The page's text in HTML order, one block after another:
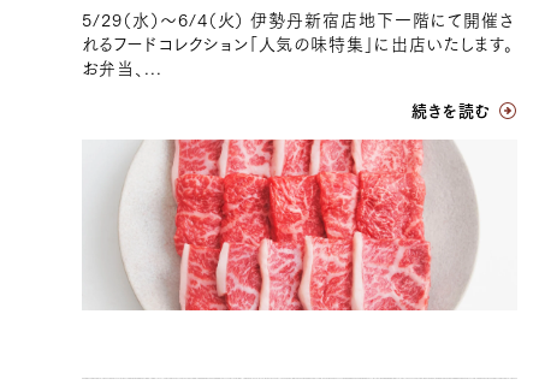
5/29（水）〜6/4（火） 伊勢丹新宿店地下一階にて開催さ
れるフードコレクション「人気の味特集」に出店いたします。
お弁当、...
続きを読む